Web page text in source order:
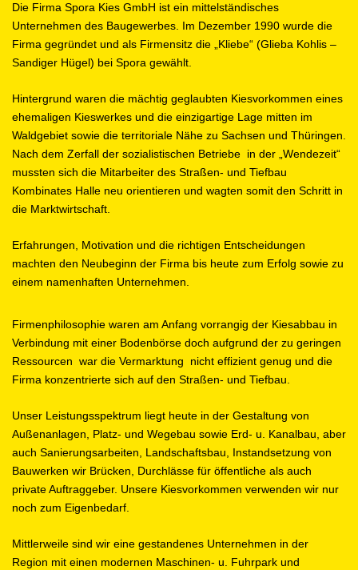
Die Firma Spora Kies GmbH ist ein mittelständisches
Unternehmen des Baugewerbes. Im Dezember 1990 wurde die
Firma gegründet und als Firmensitz die „Kliebe“ (Glieba Kohlis –
Sandiger Hügel) bei Spora gewählt.
Hintergrund waren die mächtig geglaubten Kiesvorkommen eines
ehemaligen Kieswerkes und die einzigartige Lage mitten im
Waldgebiet sowie die territoriale Nähe zu Sachsen und Thüringen.
Nach dem Zerfall der sozialistischen Betriebe in der „Wendezeit“
mussten sich die Mitarbeiter des Straßen- und Tiefbau
Kombinates Halle neu orientieren und wagten somit den Schritt in
die Marktwirtschaft.
Erfahrungen, Motivation und die richtigen Entscheidungen
machten den Neubeginn der Firma bis heute zum Erfolg sowie zu
einem namenhaften Unternehmen.
Firmenphilosophie waren am Anfang vorrangig der Kiesabbau in
Verbindung mit einer Bodenbörse doch aufgrund der zu geringen
Ressourcen war die Vermarktung nicht effizient genug und die
Firma konzentrierte sich auf den Straßen- und Tiefbau.
Unser Leistungsspektrum liegt heute in der Gestaltung von
Außenanlagen, Platz- und Wegebau sowie Erd- u. Kanalbau, aber
auch Sanierungsarbeiten, Landschaftsbau, Instandsetzung von
Bauwerken wir Brücken, Durchlässe für öffentliche als auch
private Auftraggeber. Unsere Kiesvorkommen verwenden wir nur
noch zum Eigenbedarf.
Mittlerweile sind wir eine gestandenes Unternehmen in der
Region mit einen modernen Maschinen- u. Fuhrpark und